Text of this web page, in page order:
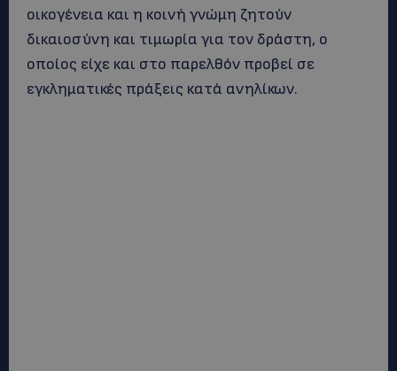
οικογένεια και η κοινή γνώμη ζητούν
δικαιοσύνη και τιμωρία για τον δράστη, ο
οποίος είχε και στο παρελθόν προβεί σε
εγκληματικές πράξεις κατά ανηλίκων.